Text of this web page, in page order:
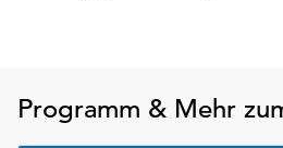
werden
Programm & Mehr